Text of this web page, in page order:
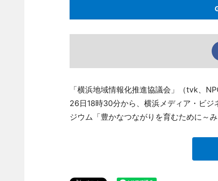
「横浜地域情報化推進協議会」（tvk、
26日18時30分から、横浜メディア・ビ
ジウム「豊かなつながりを育むために～